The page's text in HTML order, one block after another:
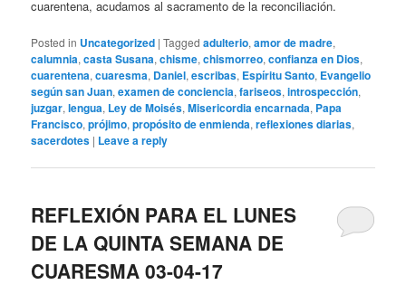
cuarentena, acudamos al sacramento de la reconciliación.
Posted in Uncategorized |Tagged adulterio,amor de madre,
calumnia,casta Susana,chisme,chismorreo,confianza en Dios,
cuarentena,cuaresma, Daniel,escribas, Espíritu Santo, Evangelio
según san Juan,examen de conciencia,fariseos,introspección,
juzgar,lengua, Ley de Moisés,Misericordia encarnada, Papa
Francisco,prójimo,propósito de enmienda,reflexiones diarias,
sacerdotes | Leave a reply
REFLEXIÓN PARA EL LUNES
DE LA QUINTA SEMANA DE
CUARESMA 03-04-17